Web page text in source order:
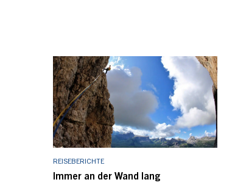
REISEBERICHTE
Immer an der Wand lang